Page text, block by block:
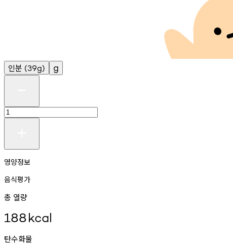
인분 (39g) g
영양정보
음식평가
총 열량
188kcal
탄수화물